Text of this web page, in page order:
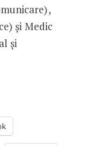
și Medic
și